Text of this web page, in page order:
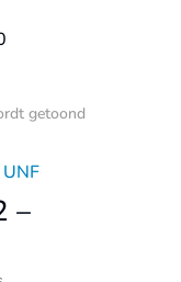
getoond
–